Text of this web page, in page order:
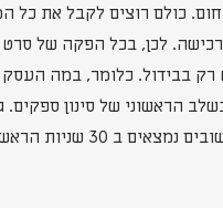
כולם רוצים לקבל את כל
לכן, בכל הפקה של
בבידול. כלומר, במה העסק
הראשוני של סינון
שעבור העסק שלו חייבים יותר מדקה,